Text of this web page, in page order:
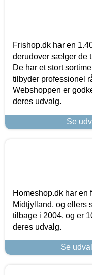
Frishop.dk har en
derudover sælger de
De har et stort
tilbyder professionel
Webshoppen er
deres udvalg.
Se
Homeshop.dk har en
Midtjylland, og ellers
tilbage i 2004, og er
deres udvalg.
Se